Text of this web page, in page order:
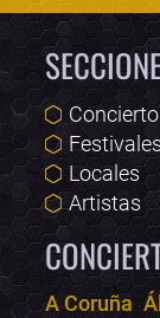
Festivales
Locales
Artistas
A Coruña